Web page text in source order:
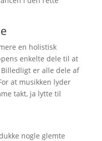
en holistisk
enkelte dele til at
er alle dele af
at musikken lyder
takt, ja lytte til
nogle glemte